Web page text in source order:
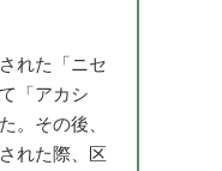
れた「ニセ
「アカシ
。その後、
れた際、区